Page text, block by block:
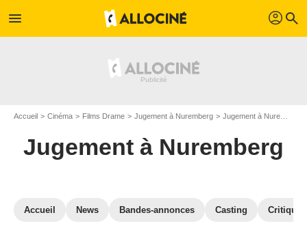
menu profil search
Accueil Cinéma Films Drame Jugement à Nuremberg Jugement à Nuremberg en Blu Ray
Jugement à Nuremberg
Accueil News Bandes-annonces Casting